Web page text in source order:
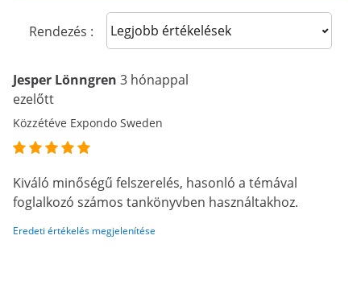
Rendezés : Sort reviews
Jesper Lönngren 3 hónappal
ezelőtt
Közzétéve Expondo Sweden
Kiváló minőségű felszerelés, hasonló a témával
foglalkozó számos tankönyvben használtakhoz.
Eredeti értékelés megjelenítése